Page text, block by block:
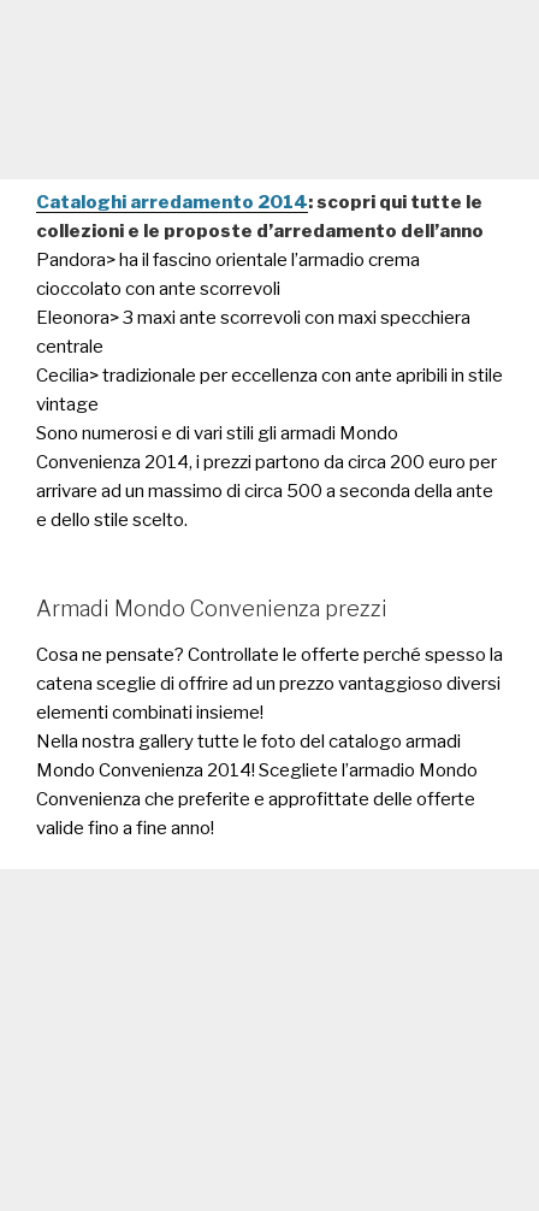
Cataloghi arredamento 2014: scopri qui tutte le
collezioni e le proposte d’arredamento dell’anno
Pandora> ha il fascino orientale l’armadio crema
cioccolato con ante scorrevoli
Eleonora> 3 maxi ante scorrevoli con maxi specchiera
centrale
Cecilia> tradizionale per eccellenza con ante apribili in stile
vintage
Sono numerosi e di vari stili gli armadi Mondo
Convenienza 2014, i prezzi partono da circa 200 euro per
arrivare ad un massimo di circa 500 a seconda della ante
e dello stile scelto.
Armadi Mondo Convenienza prezzi
Cosa ne pensate? Controllate le offerte perché spesso la
catena sceglie di offrire ad un prezzo vantaggioso diversi
elementi combinati insieme!
Nella nostra gallery tutte le foto del catalogo armadi
Mondo Convenienza 2014! Scegliete l’armadio Mondo
Convenienza che preferite e approfittate delle offerte
valide fino a fine anno!